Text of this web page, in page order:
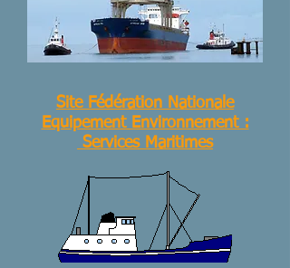
Site Fédération Nationale
Equipement Environnement :
Services Maritimes